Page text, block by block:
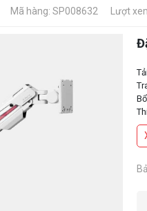
Mã hàng: SP008632 Lượt